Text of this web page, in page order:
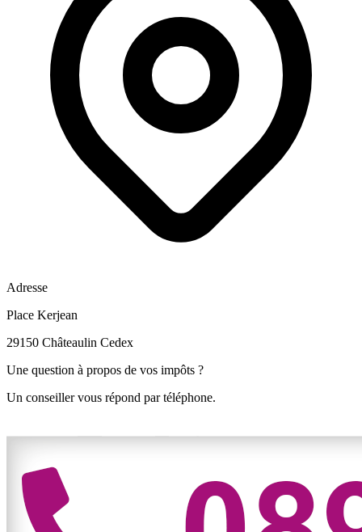
Adresse
Place Kerjean
29150 Châteaulin Cedex
Une question à propos de vos impôts ?
Un conseiller vous répond par téléphone.